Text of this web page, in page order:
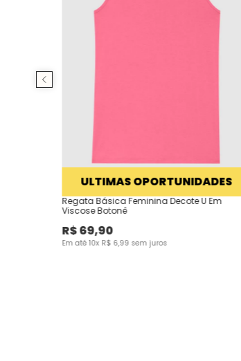
ULTIMAS OPORTUNIDADES
Regata Básica Feminina Decote U Em
Viscose Botonê
R$69,90
Em até10x R$ 6,99 sem juros